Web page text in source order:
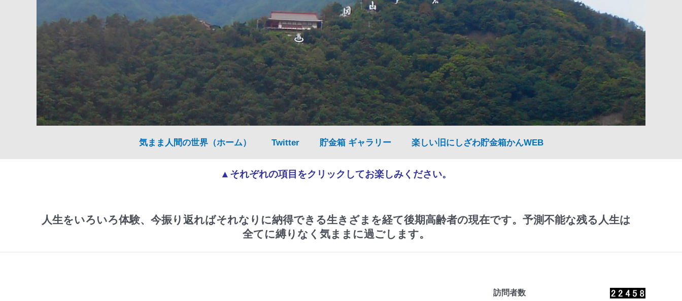
気まま人間の世界（ホーム） Twitter 貯金箱 ギャラリー 楽しい旧にしざわ貯金箱かんWEB
▲それぞれの項目をクリックしてお楽しみください。
人生をいろいろ体験、今振り返ればそれなりに納得できる生きざまを経て後期高齢者の現在です。予測不能な残る人生は
全てに縛りなく気ままに過ごします。
訪問者数